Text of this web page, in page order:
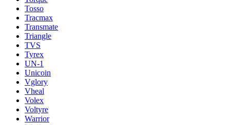
Tosso
Tracmax
Transmate
Triangle
TVS
Tyrex
UN-1
Unicoin
Vglory
Vheal
Volex
Voltyre
Warrior